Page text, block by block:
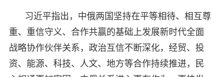
习近平指出，中俄两国坚持在平等相待、相互尊
重、重信守义、合作共赢的基础上发展新时代全面
战略协作伙伴关系，政治互信不断深化，经贸、投
资、能源、科技、人文、地方等合作持续推进，民